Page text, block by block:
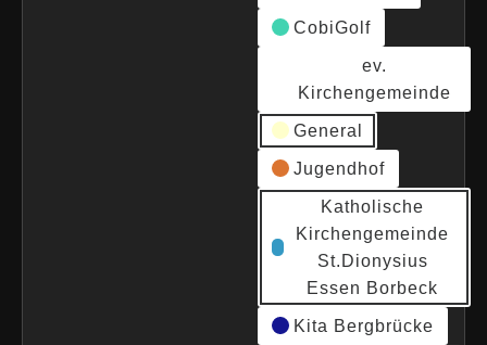
CobiGolf
ev.
Kirchengemeinde
General
Jugendhof
Katholische
Kirchengemeinde
St.Dionysius
Essen Borbeck
Kita Bergbrücke